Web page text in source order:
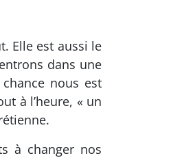
Elle est aussi le
dans une
nous est
à l’heure, « un
à changer nos